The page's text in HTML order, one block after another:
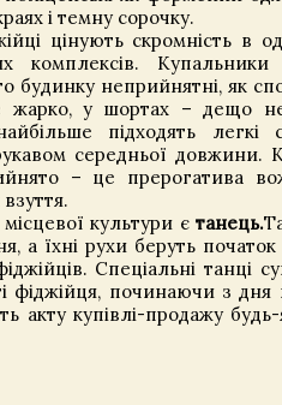
і темну сорочку.
цінують скромність в
комплексів.
будинку неприйнятні, як
жарко, у шортах – дещо
підходять легкі
середньої
– це прерогатива
культури єтанець.
а їхні рухи беруть
Спеціальні танці
фіджійця, починаючи з
акту купівлі-продажу